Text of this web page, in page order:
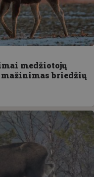
medžiotojų
briedžių